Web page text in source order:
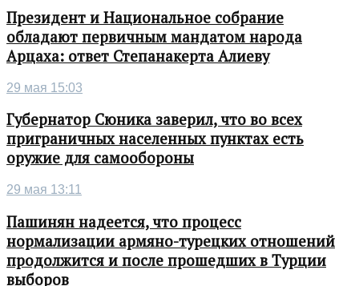
Президент и Национальное собрание
обладают первичным мандатом народа
Арцаха: ответ Степанакерта Алиеву
29 мая 15:03
Губернатор Сюника заверил, что во всех
приграничных населенных пунктах есть
оружие для самообороны
29 мая 13:11
Пашинян надеется, что процесс
нормализации армяно-турецких отношений
продолжится и после прошедших в Турции
выборов